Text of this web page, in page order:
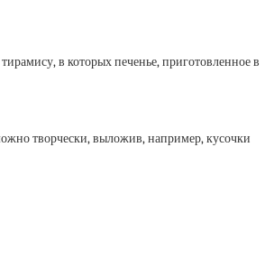
в которых печенье, приготовленное в
творчески, выложив, например, кусочки